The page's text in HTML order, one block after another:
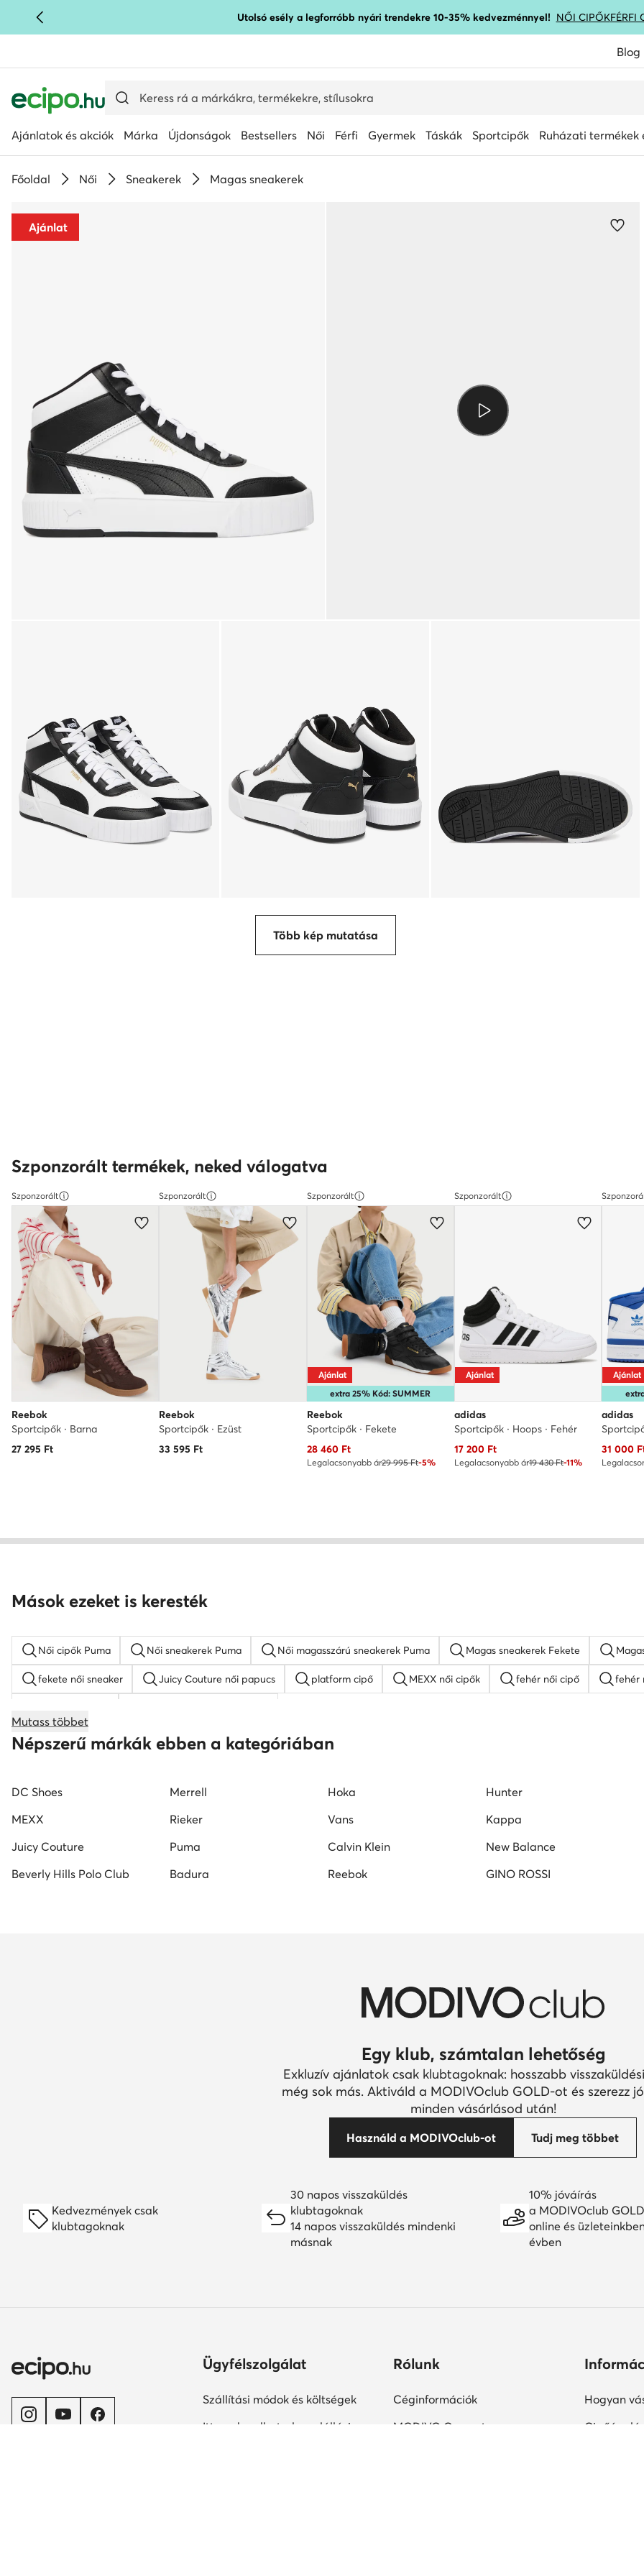
UGRÁS A FŐ TARTALOMRA Utolsó esély a legforróbb nyári trendekre 10-35% kedvezménnyel! NŐI CIPŐKFÉRFI
Blog
Ajánlatok és akciók Márka Újdonságok Bestsellers Női Férfi Gyermek Táskák Sportcipők Ruházati termékek
Főoldal Női Sneakerek Magas sneakerek
Több kép mutatása
Ajánlat
Szponzorált termékek, neked válogatva
Szponzorált
Reebok
Sportcipők · Barna
27 295 Ft
Szponzorált
Reebok
Sportcipők · Ezüst
33 595 Ft
Szponzorált
extra 25% Kód: SUMMER
Ajánlat
Reebok
Sportcipők · Fekete
Aktuális ár
28 460Ft
Legalacsonyabb ár29 995 Ft-5%
Szponzorált
Ajánlat
adidas
Sportcipők · Hoops · Fehér
Aktuális ár
17 200Ft
Legalacsonyabb ár19 430 Ft-11%
Ajánlat
adidas
Aktuális
31 000
Mások ezeket is keresték
Női cipők Puma Női sneakerek Puma Női magasszárú sneakerek Puma Magas sneakerek Fekete
fekete női sneaker Juicy Couture női papucs platform cipő MEXX női cipők fehér női cipő fehér
női éksarkú szandálok női magasszárú tornacipők
Mutass többet
Népszerű márkák ebben a kategóriában
DC Shoes Merrell Hoka Hunter
MEXX
Rieker Vans Kappa
Juicy Couture
Puma Calvin Klein New Balance
Beverly Hills Polo Club
Badura Reebok GINO ROSSI
Egy klub, számtalan lehetőség
Exkluzív ajánlatok csak klubtagoknak: hosszabb
még sok más. Aktiváld a MODIVOclub GOLD-ot és szerezz
minden vásárlásod után!
Használd a MODIVOclub-ot Tudj meg többet
Kedvezmények csak
klubtagoknak
30 napos visszaküldés
klubtagoknak
14 napos visszaküldés mindenki
másnak
10% jóváírás
a MODIVOclub
online és
évben
Ügyfélszolgálat
Szállítási módok és költségek
Itt gyakorolhatod az elállási
Rólunk
Céginformációk
MODIVO Csoport
Hogyan
Cipőápolás